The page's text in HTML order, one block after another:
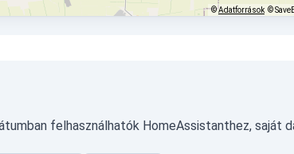
©Adatforrások ©
felhasználhatók HomeAssistanthez, saját